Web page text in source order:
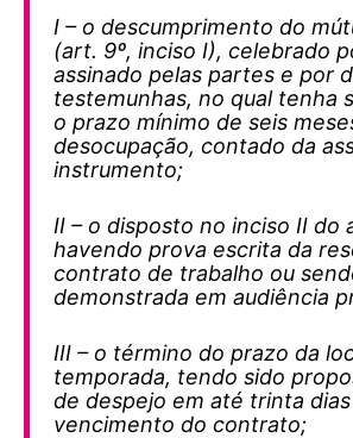
I – o descumprimento do
(art. 9º, inciso I), celebrado
assinado pelas partes e por
testemunhas, no qual tenha
o prazo mínimo de seis
desocupação, contado da
instrumento;
II – o disposto no inciso II do
havendo prova escrita da
contrato de trabalho ou
demonstrada em audiência
III – o término do prazo da
temporada, tendo sido
de despejo em até trinta
vencimento do contrato;